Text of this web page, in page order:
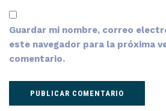
Guardar mi nombre, correo
este navegador para la próxima
comentario.